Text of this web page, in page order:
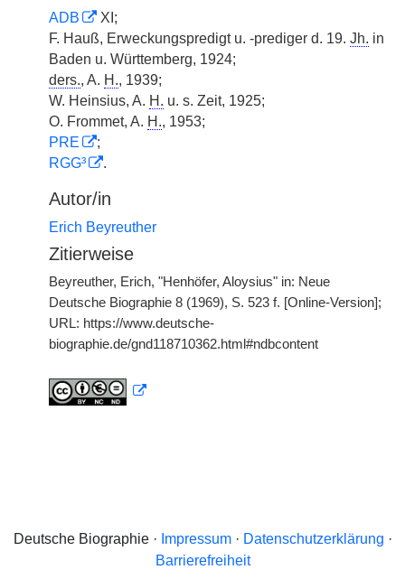
ADB
XI;
F. Hauß, Erweckungspredigt u. -prediger d. 19. Jh. in
Baden u. Württemberg, 1924;
ders., A. H., 1939;
W. Heinsius, A. H. u. s. Zeit, 1925;
O. Frommet, A. H., 1953;
PRE
;
RGG³
.
Autor/in
Erich Beyreuther
Zitierweise
Beyreuther, Erich, "Henhöfer, Aloysius" in: Neue
Deutsche Biographie 8 (1969), S. 523 f. [Online-Version];
URL: https://www.deutsche-
biographie.de/gnd118710362.html#ndbcontent
Deutsche Biographie · Impressum· Datenschutzerklärung ·
Barrierefreiheit